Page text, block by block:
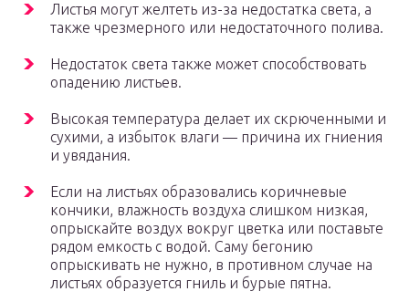
Листья могут желтеть из-за недостатка света, а
также чрезмерного или недостаточного полива.
Недостаток света также может способствовать
опадению листьев.
Высокая температура делает их скрюченными и
сухими, а избыток влаги — причина их гниения
и увядания.
Если на листьях образовались коричневые
кончики, влажность воздуха слишком низкая,
опрыскайте воздух вокруг цветка или поставьте
рядом емкость с водой. Саму бегонию
опрыскивать не нужно, в противном случае на
листьях образуется гниль и бурые пятна.